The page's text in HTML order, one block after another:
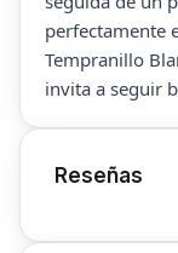
perfectamente
Tempranillo
invita a seguir
Reseñas